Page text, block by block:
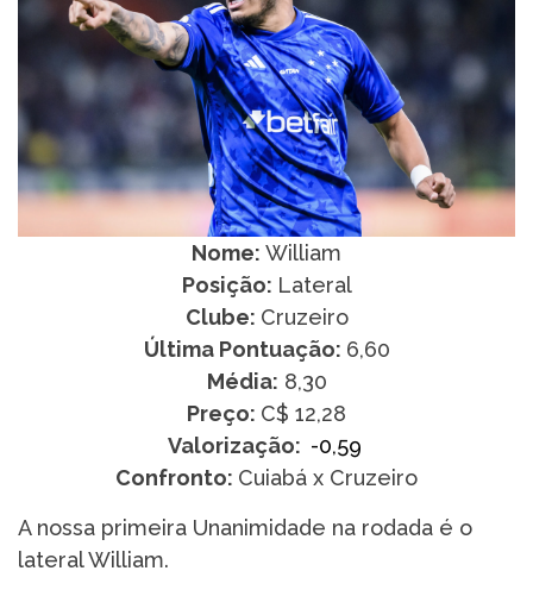
Nome: William
Posição: Lateral
Clube: Cruzeiro
Última Pontuação: 6,60
Média: 8,30
Preço: C$ 12,28
Valorização: -0,59
Confronto: Cuiabá x Cruzeiro
A nossa primeira Unanimidade na rodada é o
lateral William.